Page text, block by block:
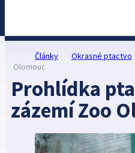
Články Okrasné ptactvo
Olomouc
Prohlídka
zázemí Zoo